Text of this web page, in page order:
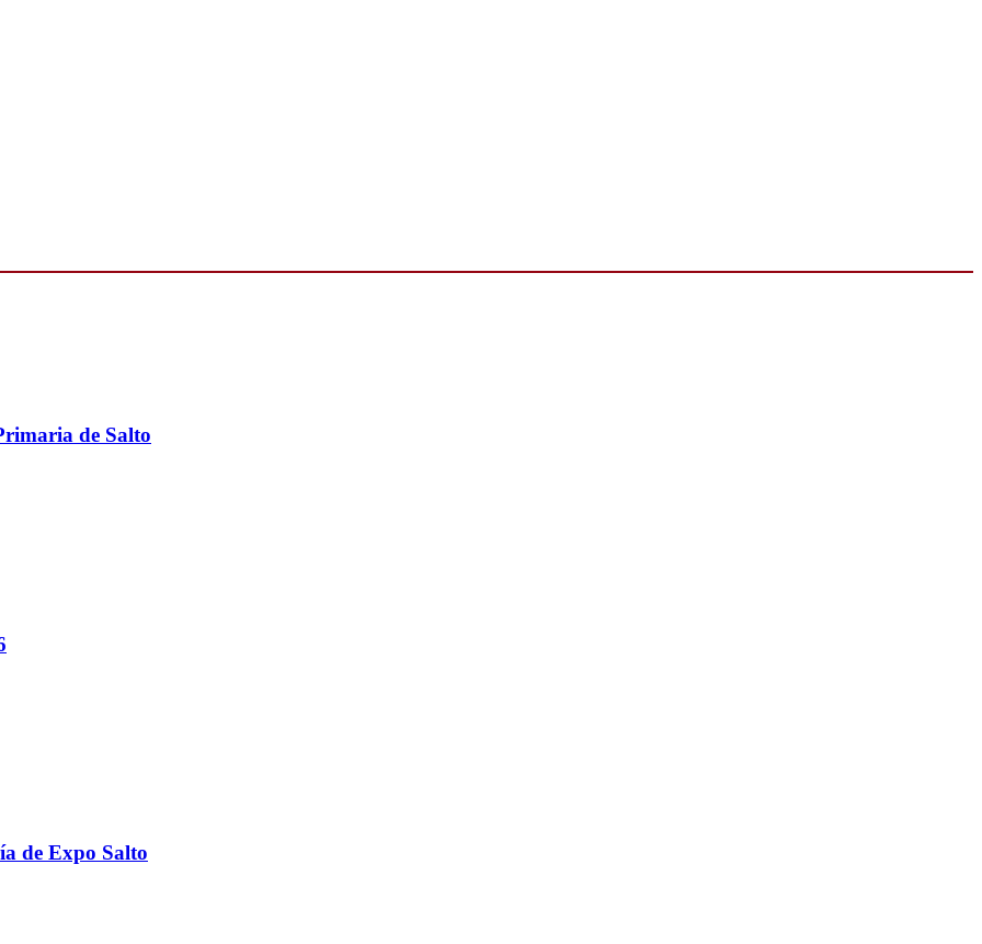
de Salto
de Expo Salto